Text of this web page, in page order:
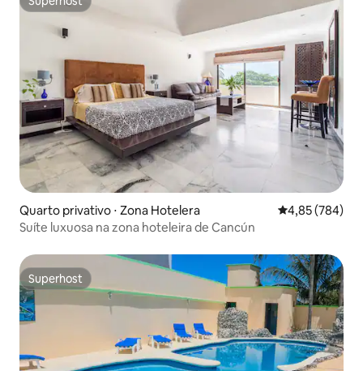
Superhost
Quarto privativo ⋅ Zona Hotelera 4,85 de uma
4,85 (784)
Suíte luxuosa na zona hoteleira de Cancún
Superhost
Superhost